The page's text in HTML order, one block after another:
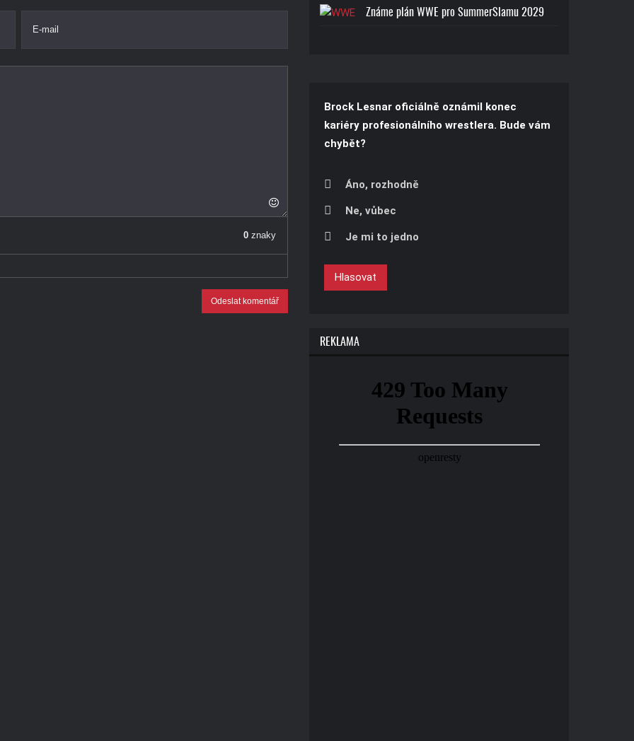
E-mail
0 znaky
Odeslat komentář
Známe plán WWE pro SummerSlamu 2029
Brock Lesnar oficiálně oznámil konec
kariéry profesionálního wrestlera. Bude vám
chybět?
Áno, rozhodně
Ne, vůbec
Je mi to jedno
Hlasovat
REKLAMA